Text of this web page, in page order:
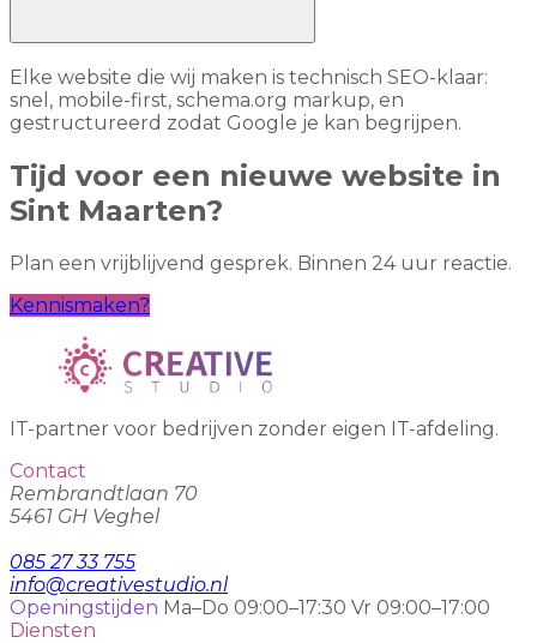
Elke website die wij maken is technisch SEO-klaar:
snel, mobile-first, schema.org markup, en
gestructureerd zodat Google je kan begrijpen.
Tijd voor een nieuwe website in
Sint Maarten?
Plan een vrijblijvend gesprek. Binnen 24 uur reactie.
Kennismaken?
IT-partner voor bedrijven zonder eigen IT-afdeling.
Contact
Rembrandtlaan 70
5461 GH Veghel
085 27 33 755
info@creativestudio.nl
Openingstijden Ma–Do 09:00–17:30 Vr 09:00–17:00
Diensten